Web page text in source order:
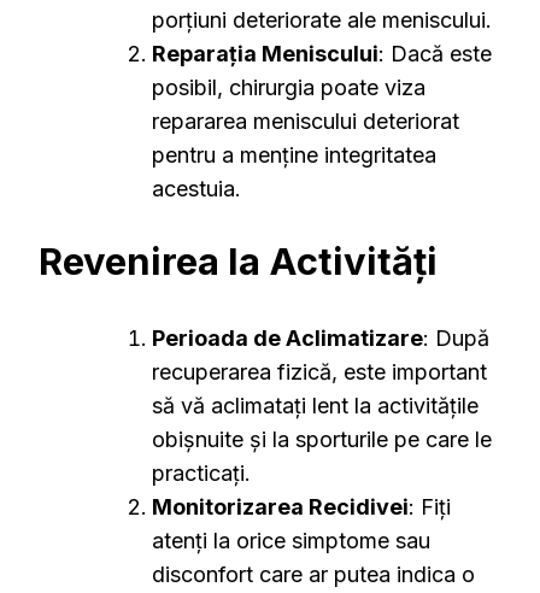
porțiuni deteriorate ale meniscului.
Reparația Meniscului: Dacă este
posibil, chirurgia poate viza
repararea meniscului deteriorat
pentru a menține integritatea
acestuia.
Revenirea la Activități
Perioada de Aclimatizare: După
recuperarea fizică, este important
să vă aclimatați lent la activitățile
obișnuite și la sporturile pe care le
practicați.
Monitorizarea Recidivei: Fiți
atenți la orice simptome sau
disconfort care ar putea indica o